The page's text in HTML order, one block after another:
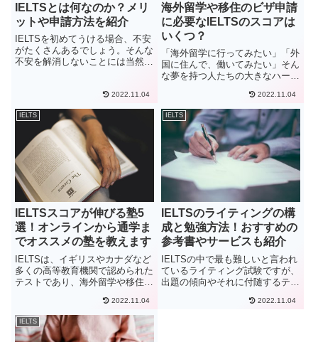
IELTSとは何なのか？メリ
ットや申請方法を紹介
IELTSを初めてうける場合、不安
がたくさんあるでしょう。そんな
不安を解消しないことには当然い
をしっかりと頭に入れて、是非試
験に臨んでみてください。
IELTSとは何かIELTSと...
2022.11.04
海外留学や移住のビザ申請
に必要なIELTSのスコアは
いくつ？
「海外留学に行ってみたい」「外
国に住んで、働いてみたい」そん
な夢を持つ人たちの大きなハード
IELTSのスコアは、ビザの申請を
する際に英語力の証明として使用
することができます。この記事で
は、学生ビザ、就労ビザ、永住...
2022.11.04
IELTS
IELTSスコアが伸びる塾5
選！オンラインから通学ま
でオススメの塾を教えます
IELTSは、イギリスやカナダなど
多くの高等教育機関で認められた
テストであり、海外留学や移住の
ます。IELTSの試験内容は、「難
しくて英検準1級以上の実力が必
要と感じた」いう口コミが出回る
ほど、難易度の高い試験...
2022.11.04
IELTS
IELTSのライティングの構
成と勉強方法！おすすめの
参考書やサービスも紹介
IELTSの中で最も難しいと言われ
ているライティング試験ですが、
出題の傾向やそれに付随するテン
を格段に下げることが可能です。
2022.11.04
IELTS